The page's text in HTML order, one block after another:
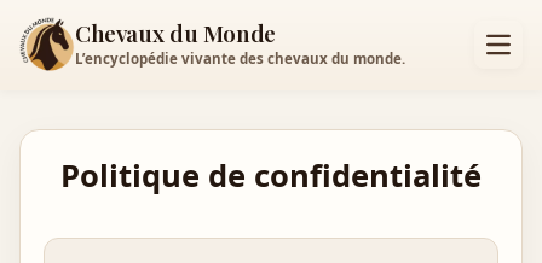
Chevaux du Monde
L’encyclopédie vivante des chevaux du monde.
Politique de confidentialité